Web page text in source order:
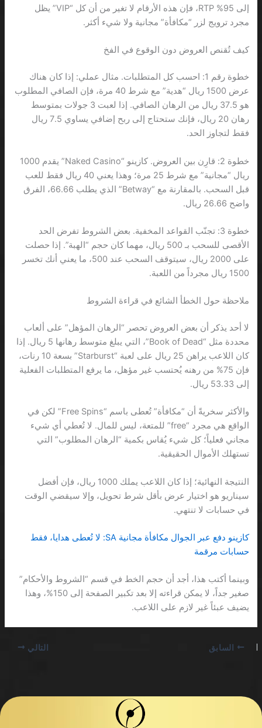
إلى 95% RTP، فإن هذه الأرقام لا تغير من أن كل “VIP” يظل
مجرد ترويج لزر “مكافأة” مجانية ولا شيء أكثر.
كيف تُقنص العروض دون الوقوع في الفخ
خطوة رقم 1: احسب كل المتطلبات. مثال عملي: إذا كان هناك
عرض 1500 ريال “هدية” مع شرط 40 مرة، فإن الصافي المطلوب
هو 37.5 ريال من الرهان الصافي. إذا لعبت 3 جولات بمتوسط
رهان 20 ريال، فإنك ستحتاج إلى ربح إضافي يساوي 7.5 ريال
فقط لتجاوز الحد.
خطوة 2: قارِن بين العروض. كازينو “Naked Casino” يقدم 1000
ريال “مجانية” مع شرط 25 مرة؛ وهذا يعني 40 ريال فقط للعب
قبل السحب. بالمقارنة مع “Betway” الذي يطلب 66.66، الفرق
واضح 26.66 ريال.
خطوة 3: تجنّب القواعد المخفية. بعض الشروط تفرض الحد
الأقصى للسحب بـ 500 ريال، مهما كان حجم “الهبة”. إذا حصلت
على 2000 ريال، سيتوقف السحب عند 500، ما يعني أنك تخسر
1500 ريال مجرداً من اللعبة.
ملاحظة حول الخطأ الشائع في قراءة الشروط
لا أحد يذكر أن بعض العروض تحصر “الرهان المؤهل” على ألعاب
محددة مثل “Book of Dead”، التي يبلغ متوسط رهانها 5 ريال. إذا
كان اللاعب يراهن 25 ريال على لعبة “Starburst” بسعة 10 رنات،
فإن 75% من رهنه يُحتسب غير مؤهل، ما يرفع المتطلبات الفعلية
إلى 53.33 ريال.
والأكثر سخريةً أن “مكافأة” تُعطى باسم “Free Spins” لكن في
الواقع هي مجرد “free” للمتعة، ليس للمال. لا تُعطي أي شيء
مجاني فعلياً؛ كل شيء يُقاس بكمية “الرهان المطلوب” التي
تستهلك الأموال الحقيقية.
النتيجة النهائية؛ إذا كان اللاعب يملك 1000 ريال، فإن أفضل
سيناريو هو اختيار عرض بأقل شرط تحويل، وإلا سيقضي الوقت
في حسابات لا تنتهي.
كازينو دفع عبر الجوال مكافأة مجانية SA: لا تُعطى هدايا، فقط
حسابات مرقمة
وبينما أكتب هذا، أجد أن حجم الخط في قسم “الشروط والأحكام”
صغير جداً، لا يمكن قراءته إلا بعد تكبير الصفحة إلى 150%، وهذا
يضيف عبئاً غير لازم على اللاعب.
السابق التالي